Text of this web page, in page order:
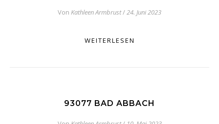
Von Kathleen Armbrust/24. Juni 2023
WEITERLESEN
93077 BAD ABBACH